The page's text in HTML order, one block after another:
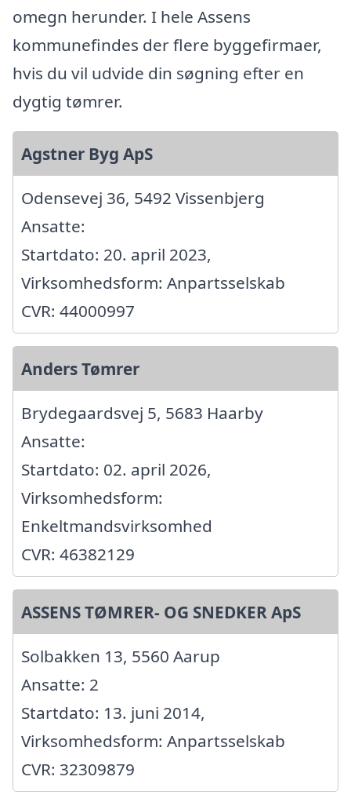
omegn herunder. I hele Assens
kommunefindes der flere byggefirmaer,
hvis du vil udvide din søgning efter en
dygtig tømrer.
Agstner Byg ApS
Odensevej 36, 5492 Vissenbjerg
Ansatte:
Startdato: 20. april 2023,
Virksomhedsform: Anpartsselskab
CVR: 44000997
Anders Tømrer
Brydegaardsvej 5, 5683 Haarby
Ansatte:
Startdato: 02. april 2026,
Virksomhedsform:
Enkeltmandsvirksomhed
CVR: 46382129
ASSENS TØMRER- OG SNEDKER ApS
Solbakken 13, 5560 Aarup
Ansatte: 2
Startdato: 13. juni 2014,
Virksomhedsform: Anpartsselskab
CVR: 32309879